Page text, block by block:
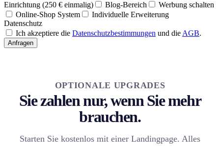
Einrichtung (250 € einmalig)
Blog-Bereich
Werbung schalten
Online-Shop System
Individuelle Erweiterung
Datenschutz
Ich akzeptiere die Datenschutzbestimmungen und die AGB.
Anfragen
OPTIONALE UPGRADES
Sie zahlen nur, wenn Sie mehr
brauchen.
Starten Sie kostenlos mit einer Landingpage. Alles